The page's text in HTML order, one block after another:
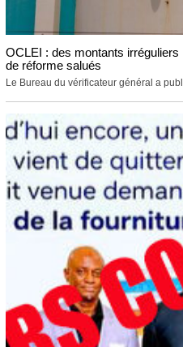
OCLEI : des montants
de réforme salués
Le Bureau du vérificateur général a